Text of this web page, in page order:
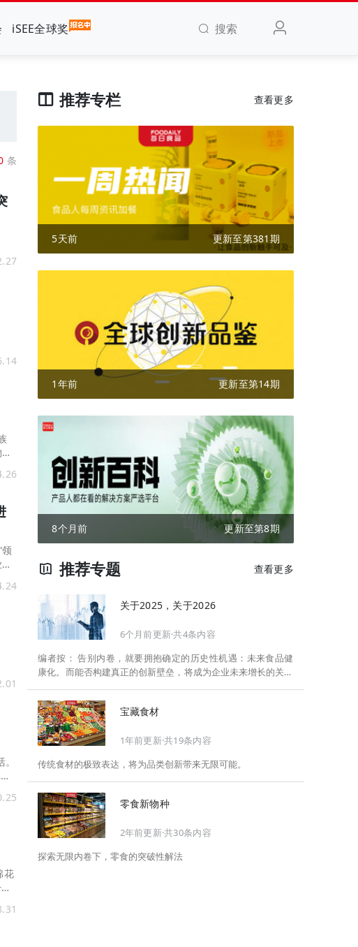
iSEE全球奖 搜索
条
花
推荐专栏 查看更多
5天前 更新至第381期
1年前 更新至第14期
8个月前 更新至第8期
推荐专题 查看更多
关于2025，关于2026
6个月前更新·共4条内容
编者按： 告别内卷，就要拥抱确定的历史性机遇：未来食品健
康化。而能否构建真正的创新壁垒，将成为企业未来增长的关键
《关于2025，关于2026》，将以“创新产品”透视“未来机会”，以
全球视野探寻中国机遇、增长解法，拆解年度标杆的增长逻辑与
谋篇布局，深挖“药食同源”“低GI”“老龄营养”“清洁标签”等热门赛
道的爆品基因，从趋势预判、品类创新、未来增长机会、企业战
南。
宝藏食材
1年前更新·共19条内容
传统食材的极致表达，将为品类创新带来无限可能。
零食新物种
2年前更新·共30条内容
探索无限内卷下，零食的突破性解法